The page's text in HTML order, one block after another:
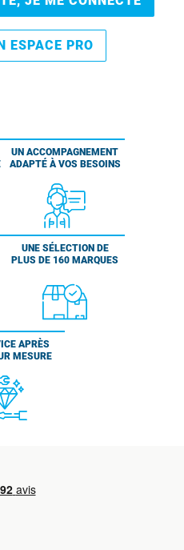
ESPACE PRO
UN ACCOMPAGNEMENT
ADAPTÉ À VOS BESOINS
UNE SÉLECTION DE
PLUS DE 160 MARQUES
APRÈS
MESURE